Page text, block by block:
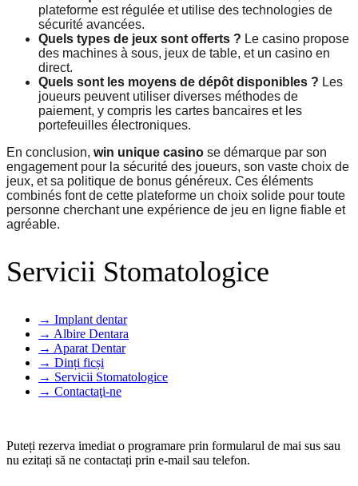
plateforme est régulée et utilise des technologies de
sécurité avancées.
Quels types de jeux sont offerts ? Le casino propose
des machines à sous, jeux de table, et un casino en
direct.
Quels sont les moyens de dépôt disponibles ? Les
joueurs peuvent utiliser diverses méthodes de
paiement, y compris les cartes bancaires et les
portefeuilles électroniques.
En conclusion, win unique casino se démarque par son
engagement pour la sécurité des joueurs, son vaste choix de
jeux, et sa politique de bonus généreux. Ces éléments
combinés font de cette plateforme un choix solide pour toute
personne cherchant une expérience de jeu en ligne fiable et
agréable.
Servicii Stomatologice
Implant dentar
Albire Dentara
Aparat Dentar
Dinți ficși
Servicii Stomatologice
Contactaţi-ne
Puteți rezerva imediat o programare prin formularul de mai sus sau
nu ezitați să ne contactați prin e-mail sau telefon.